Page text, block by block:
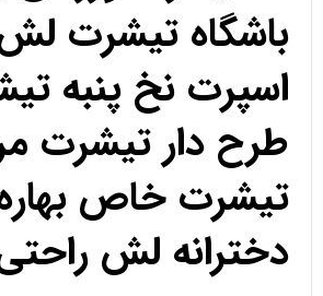
باشگاه تیشرت
اسپرت نخ پنبه
طرح دار تیشرت
تیشرت خاص
دخترانه لش راحتی